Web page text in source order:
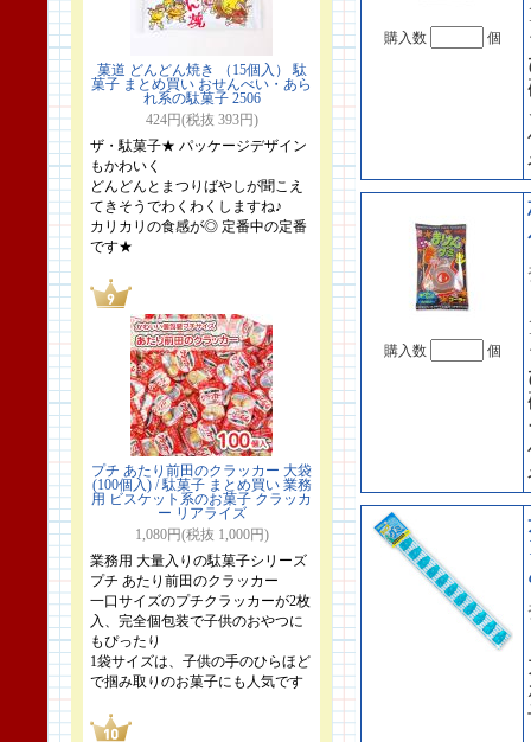
菓道 どんどん焼き （15個入） 駄
菓子 まとめ買い おせんべい・あら
れ系の駄菓子 2506
424円(税抜 393円)
ザ・駄菓子★ パッケージデザイン
もかわいく
どんどんとまつりばやしが聞こえ
てきそうでわくわくしますね♪
カリカリの食感が◎ 定番中の定番
です★
プチ あたり前田のクラッカー 大袋
(100個入) / 駄菓子 まとめ買い 業務
用 ビスケット系のお菓子 クラッカ
ー リアライズ
1,080円(税抜 1,000円)
業務用 大量入りの駄菓子シリーズ
プチ あたり前田のクラッカー
一口サイズのプチクラッカーが2枚
入、完全個包装で子供のおやつに
もぴったり
1袋サイズは、子供の手のひらほど
で掴み取りのお菓子にも人気です
購入数 個
購入数 個